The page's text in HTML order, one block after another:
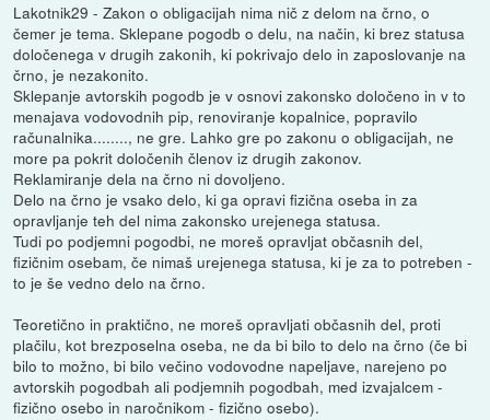
Lakotnik29 - Zakon o obligacijah nima nič z delom na črno, o
čemer je tema. Sklepane pogodb o delu, na način, ki brez statusa
določenega v drugih zakonih, ki pokrivajo delo in zaposlovanje na
črno, je nezakonito.
Sklepanje avtorskih pogodb je v osnovi zakonsko določeno in v to
menajava vodovodnih pip, renoviranje kopalnice, popravilo
računalnika........, ne gre. Lahko gre po zakonu o obligacijah, ne
more pa pokrit določenih členov iz drugih zakonov.
Reklamiranje dela na črno ni dovoljeno.
Delo na črno je vsako delo, ki ga opravi fizična oseba in za
opravljanje teh del nima zakonsko urejenega statusa.
Tudi po podjemni pogodbi, ne moreš opravljat občasnih del,
fizičnim osebam, če nimaš urejenega statusa, ki je za to potreben -
to je še vedno delo na črno.
Teoretično in praktično, ne moreš opravljati občasnih del, proti
plačilu, kot brezposelna oseba, ne da bi bilo to delo na črno (če bi
bilo to možno, bi bilo večino vodovodne napeljave, narejeno po
avtorskih pogodbah ali podjemnih pogodbah, med izvajalcem -
fizično osebo in naročnikom - fizično osebo).